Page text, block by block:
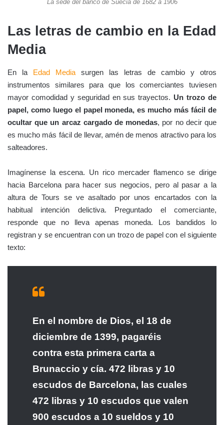
La sede del banco de Suecia de 1682 a 1906
Las letras de cambio en la Edad
Media
En la Edad Media surgen las letras de cambio y otros
instrumentos similares para que los comerciantes tuviesen
mayor comodidad y seguridad en sus trayectos. Un trozo de
papel, como luego el papel moneda, es mucho más fácil de
ocultar que un arcaz cargado de monedas, por no decir que
es mucho más fácil de llevar, amén de menos atractivo para los
salteadores.
Imagínense la escena. Un rico mercader flamenco se dirige
hacia Barcelona para hacer sus negocios, pero al pasar a la
altura de Tours se ve asaltado por unos encartados con la
habitual intención delictiva. Preguntado el comerciante,
responde que no lleva apenas moneda. Los bandidos lo
registran y se encuentran con un trozo de papel con el siguiente
texto:
En el nombre de Dios, el 18 de
diciembre de 1399, pagaréis
contra esta primera carta a
Brunaccio y cía. 472 libras y 10
escudos de Barcelona, las cuales
472 libras y 10 escudos que valen
900 escudos a 10 sueldos y 10